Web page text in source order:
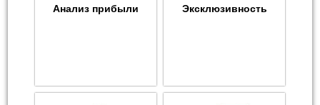
Анализ прибыли Эксклюзивность